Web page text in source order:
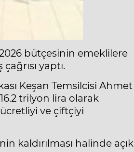
bütçesinin emeklilere
yaptı.
Keşan Temsilcisi Ahmet
trilyon lira olarak
ve çiftçiyi
kaldırılması halinde açık